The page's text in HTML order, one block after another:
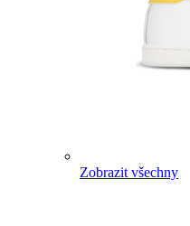
Zobrazit všechny